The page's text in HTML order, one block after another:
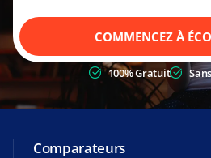
COMMENCEZ À
100% Gratuit
Comparateurs